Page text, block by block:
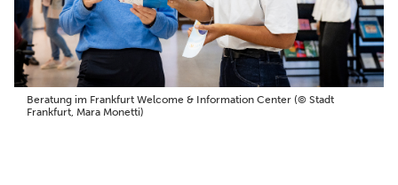
Beratung im Frankfurt Welcome & Information Center (© Stadt
Frankfurt, Mara Monetti)